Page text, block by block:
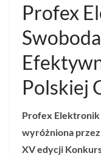
Profex
Polskiej
Profex Elektronik
wyróżniona
XV edycji